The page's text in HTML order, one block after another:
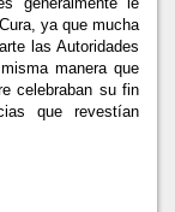
ya que mucha
las Autoridades
manera que
celebraban su fin
que revestían